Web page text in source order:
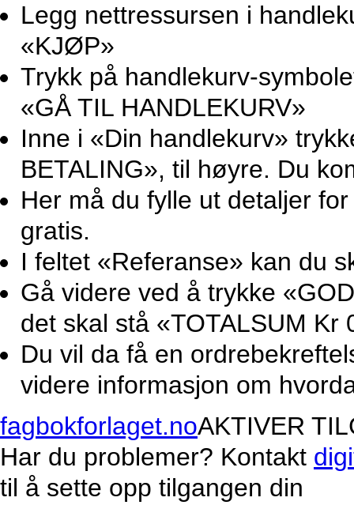
Legg nettressursen i
«KJØP»
Trykk på handlekurv-
«GÅ TIL HANDLEKURV»
Inne i «Din handlekurv»
BETALING», til høyre. Du
Her må du fylle ut detaljer
gratis.
I feltet «Referanse» kan du
Gå videre ved å trykke
det skal stå «TOTALSUM Kr
Du vil da få en
videre informasjon om
fagbokforlaget.noAKTIVER
Har du problemer? Kontakt
til å sette opp tilgangen din